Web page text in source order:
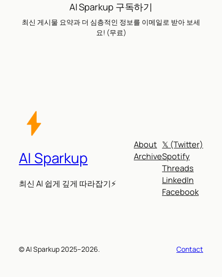
AI Sparkup 구독하기
최신 게시물 요약과 더 심층적인 정보를 이메일로 받아 보세
요! (무료)
AI Sparkup
최신 AI 쉽게 깊게 따라잡기⚡
About
Archive
𝕏 (Twitter)
Spotify
Threads
LinkedIn
Facebook
© AI Sparkup 2025–2026. Contact